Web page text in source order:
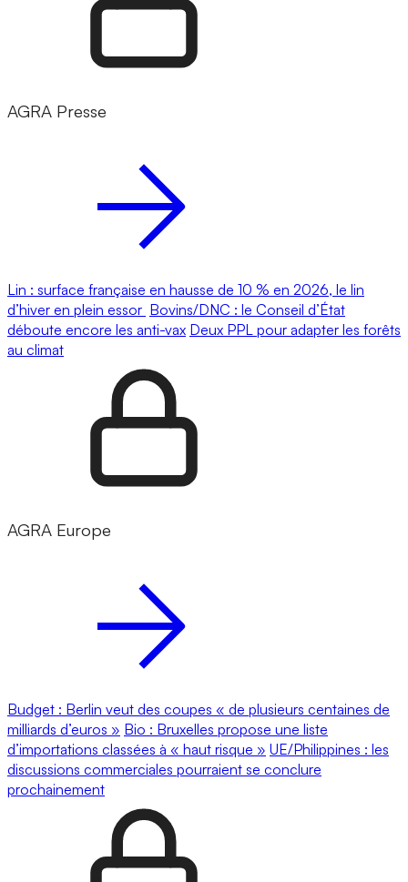
AGRA Presse
Lin : surface française en hausse de 10 % en 2026, le lin
d’hiver en plein essor Bovins/DNC : le Conseil d’État
déboute encore les anti-vax Deux PPL pour adapter les forêts
au climat
AGRA Europe
Budget : Berlin veut des coupes « de plusieurs centaines de
milliards d’euros » Bio : Bruxelles propose une liste
d’importations classées à « haut risque » UE/Philippines : les
discussions commerciales pourraient se conclure
prochainement